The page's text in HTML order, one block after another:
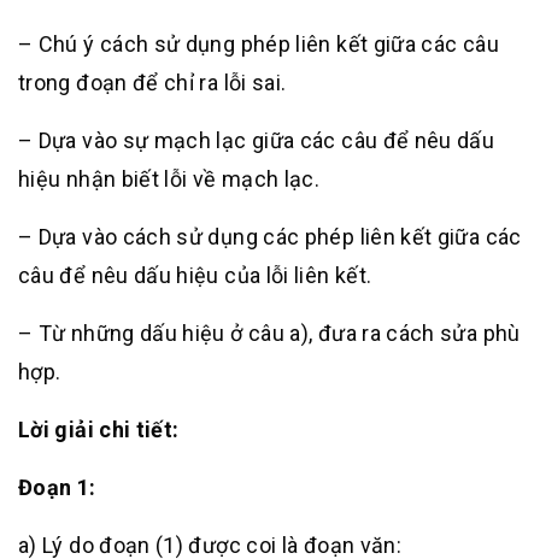
– Chú ý cách sử dụng phép liên kết giữa các câu
trong đoạn để chỉ ra lỗi sai.
– Dựa vào sự mạch lạc giữa các câu để nêu dấu
hiệu nhận biết lỗi về mạch lạc.
– Dựa vào cách sử dụng các phép liên kết giữa các
câu để nêu dấu hiệu của lỗi liên kết.
– Từ những dấu hiệu ở câu a), đưa ra cách sửa phù
hợp.
Lời giải chi tiết:
Đoạn 1:
a) Lý do đoạn (1) được coi là đoạn văn: